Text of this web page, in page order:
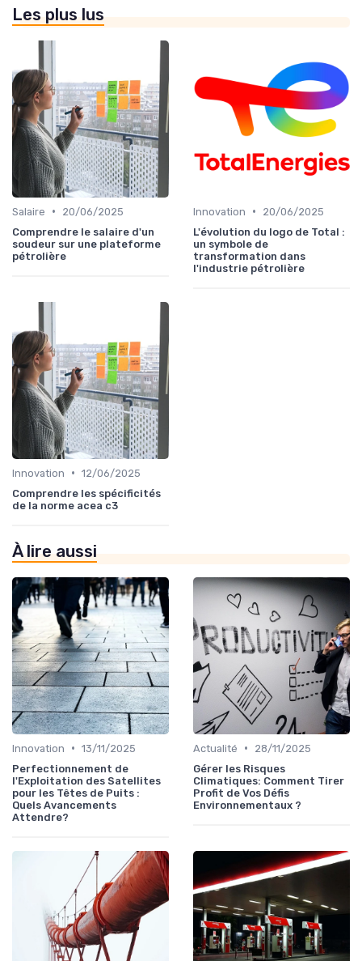
Les plus lus
Salaire •
20/06/2025
Comprendre le salaire d'un
soudeur sur une plateforme
pétrolière
Innovation •
20/06/2025
L'évolution du logo de Total :
un symbole de
transformation dans
l'industrie pétrolière
Innovation • 12/06/2025
Comprendre les spécificités
de la norme acea c3
À lire aussi
Innovation • 13/11/2025
Perfectionnement de
l'Exploitation des Satellites
pour les Têtes de Puits :
Quels Avancements
Attendre?
Actualité •
28/11/2025
Gérer les Risques
Climatiques: Comment Tirer
Profit de Vos Défis
Environnementaux ?